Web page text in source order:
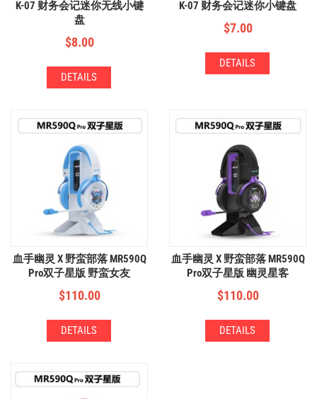
K-07 财务会记迷你无线小键
盘
$8.00
DETAILS
K-07 财务会记迷你小键盘
$7.00
DETAILS
血手幽灵 X 野蛮部落 MR590Q
Pro双子星版 野蛮女友
$110.00
DETAILS
血手幽灵 X 野蛮部落 MR590Q
Pro双子星版 幽灵星客
$110.00
DETAILS